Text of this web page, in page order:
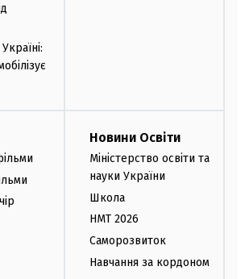
Новини Освіти
Міністерство освіти та
науки України
Школа
НМТ 2026
Саморозвиток
Навчання за кордоном